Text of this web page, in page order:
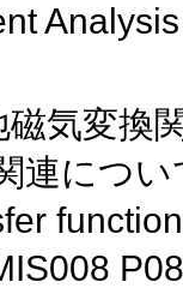
気変換
連につ